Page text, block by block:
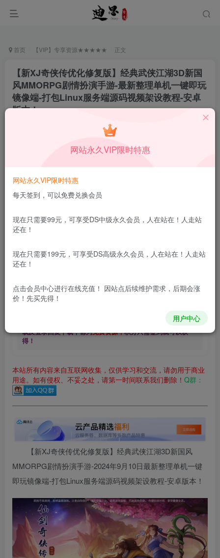
首页 【VIP】专享资源★★★★★ 正文
【新XJ奇侠传优化修复版】经典武侠江湖3D新国
风MMORPG剧情扮演手游-最新整理单机一键即玩
镜像端-打包Linux服务端源码视频架设教程-安卓
版本！
0
此内容为付费资源，请付费后查看
￥9.9 ￥ 99
立即购买
更新及时
极速下载 安全绿色 网盘下载
本站付费资源为网络虚拟产品，由于网络资源具有极快的可复制性，
RMB下载，积分下
载及登录回复下载，都为免费资源，积分只需签到就可以获
得！
付费资源 已售 163
本站所有内容来自互联网收集，仅供学习和交流，请勿用于商业
用途。如有侵权、不妥之处，请第一时间联系我们删除！ Q群：
【新XJ奇侠传优化修复版】经典武侠江湖3D新国风
MMORPG剧情扮演手游-2024年9月10日最新整理单机一键
即玩镜像端-打包Linux服务端源码视频架设教程-安卓版本！
网站永久VIP限时特惠
网站永久VIP限时特惠
每天签到，可以免费兑换会员
现在只需要99元，可享受DS中级永久会员，人在站在！人走站
还在！
现在只需要199元，可享受DS高级永久会员，人在站在！人走站
还在！
点击会员中心进行在线充值！ 因站点后续维护需求，后期会涨
价！先买先得！
用户中心